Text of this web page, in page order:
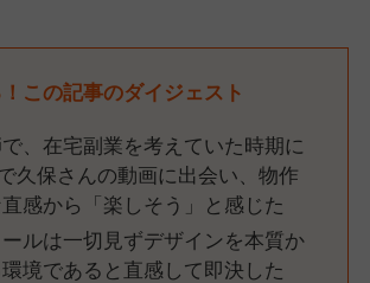
この記事のダイジェスト
、在宅副業を考えていた時期に
久保さんの動画に出会い、物作
直感から「楽しそう」と感じた
ルは一切見ずデザインを本質か
境であると直感して即決した